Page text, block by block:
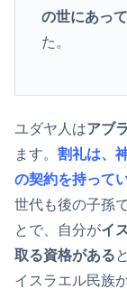
の世にあっ
た。
ユダヤ人はアブ
ます。 割礼は、
の契約を持って
世代も後の子孫
とで、自分がイ
取る資格がある
イスラエル民族